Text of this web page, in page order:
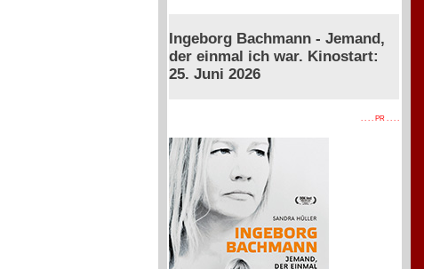
Ingeborg Bachmann - Jemand,
der einmal ich war. Kinostart:
25. Juni 2026
. . . . PR . . . .